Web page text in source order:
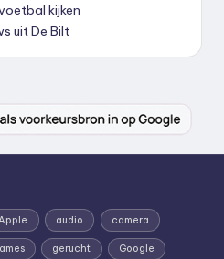
kijken
uit De Bilt
audio camera
gerucht Google